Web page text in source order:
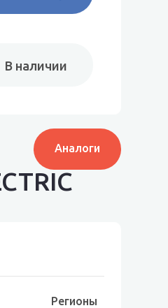
В наличии
Аналоги
Регионы